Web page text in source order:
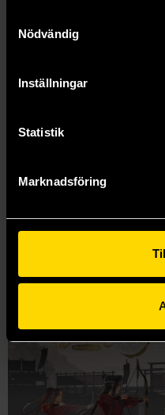
Nödvändig
Inställningar
Statistik
Marknadsföring
Mo Xiang Tong Xiu
239 kr
Beställ